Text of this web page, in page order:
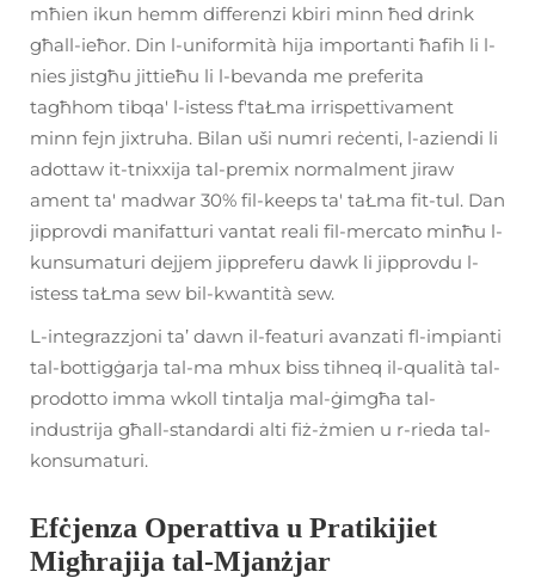
mħien ikun hemm differenzi kbiri minn ħed drink
għall-ieħor. Din l-uniformità hija importanti ħafih li l-
nies jistgħu jittieħu li l-bevanda me preferita
tagħhom tibqa' l-istess f'taŁma irrispettivament
minn fejn jixtruha. Bilan uši numri reċenti, l-aziendi li
adottaw it-tnixxija tal-premix normalment jiraw
ament ta' madwar 30% fil-keeps ta' taŁma fit-tul. Dan
jipprovdi manifatturi vantat reali fil-mercato minħu l-
kunsumaturi dejjem jippreferu dawk li jipprovdu l-
istess taŁma sew bil-kwantità sew.
L-integrazzjoni ta’ dawn il-featuri avanzati fl-impianti
tal-bottigġarja tal-ma mhux biss tihneq il-qualità tal-
prodotto imma wkoll tintalja mal-ġimgħa tal-
industrija għall-standardi alti fiż-żmien u r-rieda tal-
konsumaturi.
Efċjenza Operattiva u Pratikijiet
Migħrajija tal-Mjanżjar